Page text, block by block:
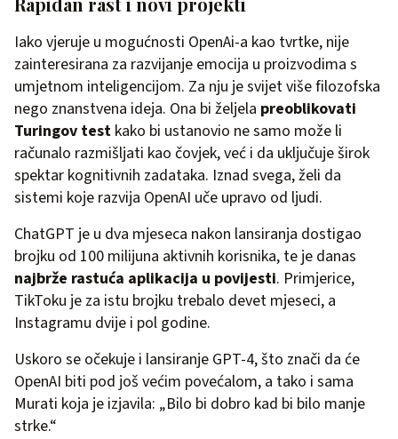
Iako vjeruje u mogućnosti OpenAi-a kao tvrtke, nije
zainteresirana za razvijanje emocija u proizvodima s
umjetnom inteligencijom. Za nju je svijet više filozofska
nego znanstvena ideja. Ona bi željela preoblikovati
Turingov test kako bi ustanovio ne samo može li
računalo razmišljati kao čovjek, već i da uključuje širok
spektar kognitivnih zadataka. Iznad svega, želi da
sistemi koje razvija OpenAI uče upravo od ljudi.
ChatGPT je u dva mjeseca nakon lansiranja dostigao
brojku od 100 milijuna aktivnih korisnika, te je danas
najbrže rastuća aplikacija u povijesti. Primjerice,
TikToku je za istu brojku trebalo devet mjeseci, a
Instagramu dvije i pol godine.
Uskoro se očekuje i lansiranje GPT-4, što znači da će
OpenAI biti pod još većim povećalom, a tako i sama
Murati koja je izjavila: „Bilo bi dobro kad bi bilo manje
strke.“